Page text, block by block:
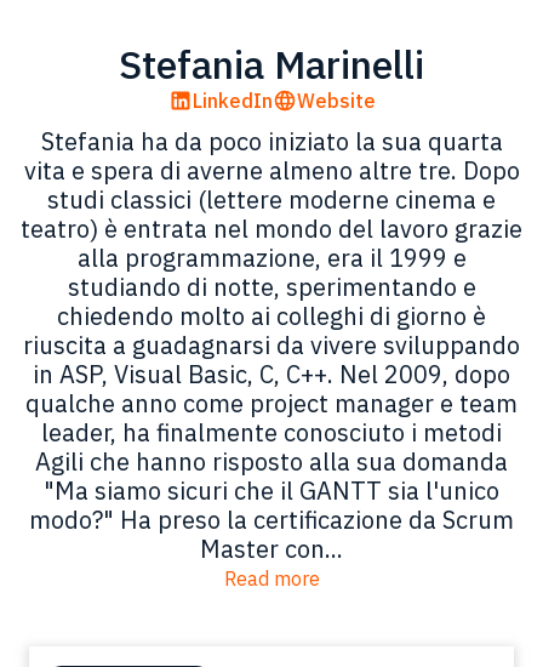
Stefania Marinelli
LinkedIn Website
Stefania ha da poco iniziato la sua quarta
vita e spera di averne almeno altre tre. Dopo
studi classici (lettere moderne cinema e
teatro) è entrata nel mondo del lavoro grazie
alla programmazione, era il 1999 e
studiando di notte, sperimentando e
chiedendo molto ai colleghi di giorno è
riuscita a guadagnarsi da vivere sviluppando
in ASP, Visual Basic, C, C++. Nel 2009, dopo
qualche anno come project manager e team
leader, ha finalmente conosciuto i metodi
Agili che hanno risposto alla sua domanda
"Ma siamo sicuri che il GANTT sia l'unico
modo?" Ha preso la certificazione da Scrum
Master con...
Read more